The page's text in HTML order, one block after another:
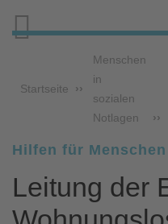

Startseite
Menschen
in
sozialen
Notlagen
Hilfen für
Leitung der